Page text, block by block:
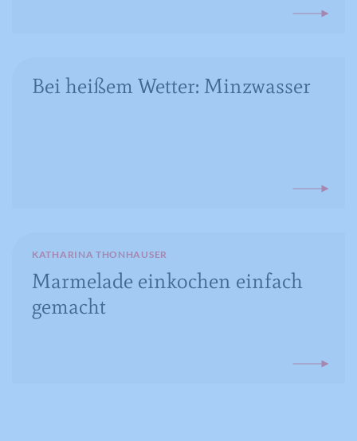
Bei heißem Wetter: Minzwasser
KATHARINA THONHAUSER
Marmelade einkochen einfach
gemacht